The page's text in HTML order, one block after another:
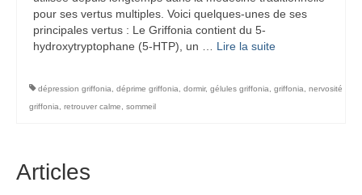
pour ses vertus multiples. Voici quelques-unes de ses
principales vertus : Le Griffonia contient du 5-
hydroxytryptophane (5-HTP), un … Lire la suite­­
dépression griffonia déprime griffonia dormir, gélules griffonia griffonia
nervosité
griffonia
retrouver calme sommeil
Articles